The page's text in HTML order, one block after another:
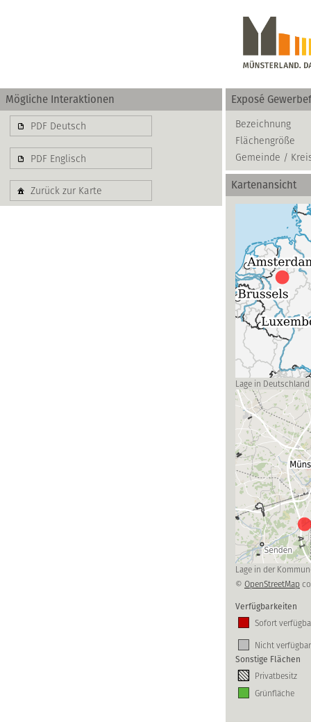
basierend auf
Mögliche Interaktionen
PDF Deutsch
PDF Englisch
Zurück zur Karte
Exposé
Bezeichnung
Flächengröße
Gemeinde /
Kartenansicht
Lage in Deutschland
Lage in der
© OpenStreetMap
Verfügbarkeiten
Sofort
Nicht
Sonstige Flächen
Privatbesitz
Grünfläche